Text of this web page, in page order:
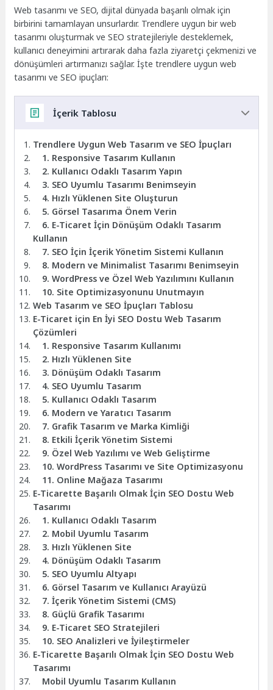
Web tasarımı ve SEO, dijital dünyada başarılı olmak için
birbirini tamamlayan unsurlardır. Trendlere uygun bir web
tasarımı oluşturmak ve SEO stratejileriyle desteklemek,
kullanıcı deneyimini artırarak daha fazla ziyaretçi çekmenizi ve
dönüşümleri artırmanızı sağlar. İşte trendlere uygun web
tasarımı ve SEO ipuçları:
İçerik Tablosu
Trendlere Uygun Web Tasarım ve SEO İpuçları
1. Responsive Tasarım Kullanın
2. Kullanıcı Odaklı Tasarım Yapın
3. SEO Uyumlu Tasarımı Benimseyin
4. Hızlı Yüklenen Site Oluşturun
5. Görsel Tasarıma Önem Verin
6. E-Ticaret İçin Dönüşüm Odaklı Tasarım
Kullanın
7. SEO İçin İçerik Yönetim Sistemi Kullanın
8. Modern ve Minimalist Tasarımı Benimseyin
9. WordPress ve Özel Web Yazılımını Kullanın
10. Site Optimizasyonunu Unutmayın
Web Tasarım ve SEO İpuçları Tablosu
E-Ticaret için En İyi SEO Dostu Web Tasarım
Çözümleri
1. Responsive Tasarım Kullanımı
2. Hızlı Yüklenen Site
3. Dönüşüm Odaklı Tasarım
4. SEO Uyumlu Tasarım
5. Kullanıcı Odaklı Tasarım
6. Modern ve Yaratıcı Tasarım
7. Grafik Tasarım ve Marka Kimliği
8. Etkili İçerik Yönetim Sistemi
9. Özel Web Yazılımı ve Web Geliştirme
10. WordPress Tasarımı ve Site Optimizasyonu
11. Online Mağaza Tasarımı
E-Ticarette Başarılı Olmak İçin SEO Dostu Web
Tasarımı
1. Kullanıcı Odaklı Tasarım
2. Mobil Uyumlu Tasarım
3. Hızlı Yüklenen Site
4. Dönüşüm Odaklı Tasarım
5. SEO Uyumlu Altyapı
6. Görsel Tasarım ve Kullanıcı Arayüzü
7. İçerik Yönetim Sistemi (CMS)
8. Güçlü Grafik Tasarımı
9. E-Ticaret SEO Stratejileri
10. SEO Analizleri ve İyileştirmeler
E-Ticarette Başarılı Olmak İçin SEO Dostu Web
Tasarımı
Mobil Uyumlu Tasarım Kullanın